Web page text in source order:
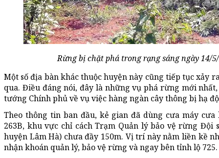
Rừng bị chặt phá trong rạng sáng ngày 14/
Một số địa bàn khác thuộc huyện này cũng tiếp tục
qua. Điều đáng nói, đây là những vụ phá rừng mới
tướng Chính phủ về vụ việc hàng ngàn cây thông bị hạ
Theo thông tin ban đầu, kẻ gian đã dùng cưa máy
263B, khu vực chỉ cách Trạm Quản lý bảo vệ rừng Đội
huyện Lâm Hà) chưa đầy 150m. Vị trí này nằm liền kề
nhận khoán quản lý, bảo vệ rừng và ngay bên tỉnh lộ 725.